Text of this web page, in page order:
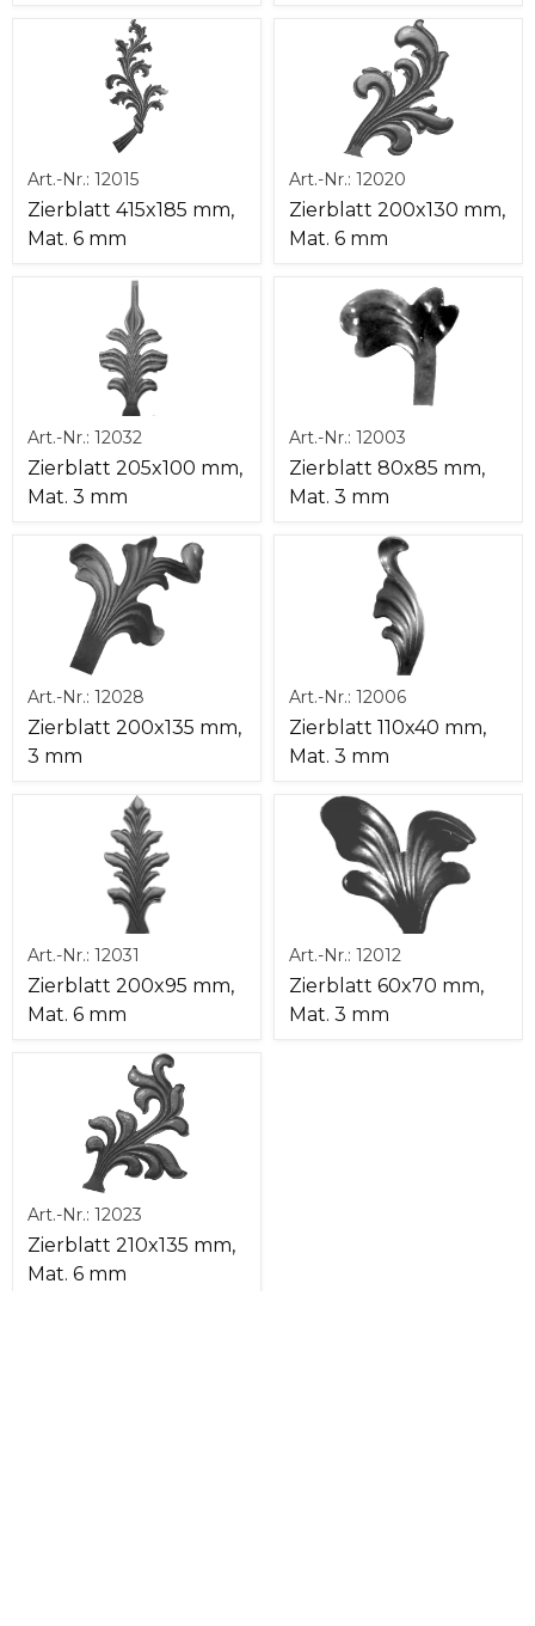
Art.-Nr.: 12015
Zierblatt 415x185 mm,
Mat. 6 mm
Art.-Nr.: 12020
Zierblatt 200x130 mm,
Mat. 6 mm
Art.-Nr.: 12032
Zierblatt 205x100 mm,
Mat. 3 mm
Art.-Nr.: 12003
Zierblatt 80x85 mm,
Mat. 3 mm
Art.-Nr.: 12028
Zierblatt 200x135 mm,
3 mm
Art.-Nr.: 12006
Zierblatt 110x40 mm,
Mat. 3 mm
Art.-Nr.: 12031
Zierblatt 200x95 mm,
Mat. 6 mm
Art.-Nr.: 12012
Zierblatt 60x70 mm,
Mat. 3 mm
Art.-Nr.: 12023
Zierblatt 210x135 mm,
Mat. 6 mm